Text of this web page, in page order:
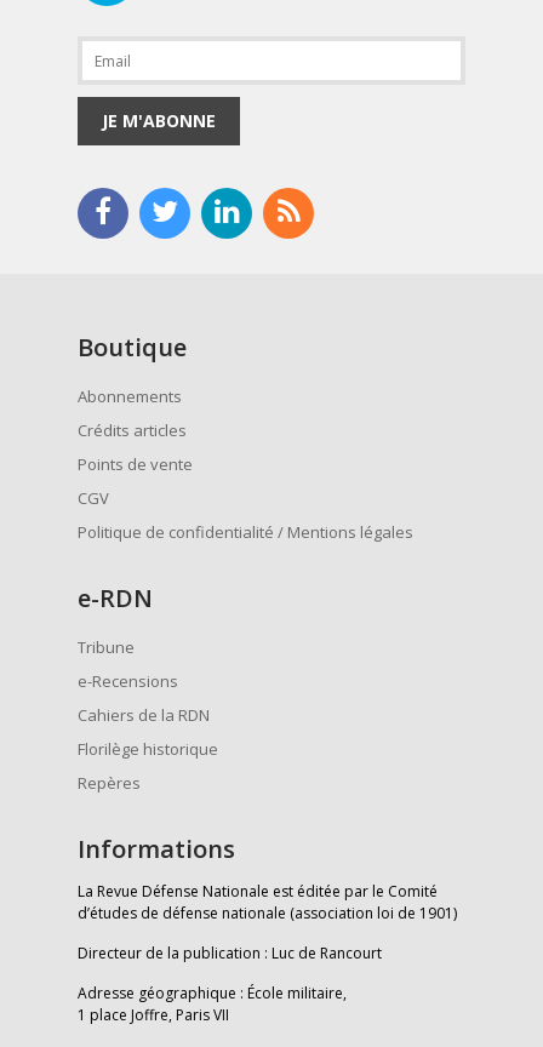
JE M'ABONNE
Boutique
Abonnements
Crédits articles
Points de vente
CGV
Politique de confidentialité / Mentions légales
e-RDN
Tribune
e-Recensions
Cahiers de la RDN
Florilège historique
Repères
Informations
La Revue Défense Nationale est éditée par le Comité
d’études de défense nationale (association loi de 1901)
Directeur de la publication : Luc de Rancourt
Adresse géographique : École militaire,
1 place Joffre, Paris VII